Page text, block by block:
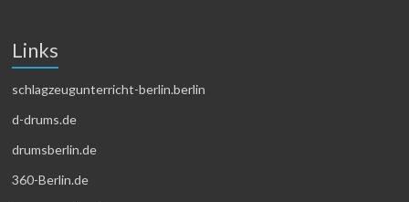
Links
schlagzeugunterricht-berlin.berlin
d-drums.de
drumsberlin.de
360-Berlin.de